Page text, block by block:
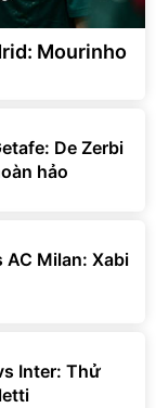
Mourinho
De Zerbi
hảo
AC Milan: Xabi
Inter: Thử